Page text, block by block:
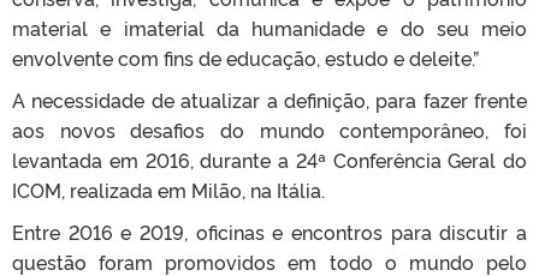
material e imaterial da humanidade e do seu meio
envolvente com fins de educação, estudo e deleite.”
A necessidade de atualizar a definição, para fazer frente
aos novos desafios do mundo contemporâneo, foi
levantada em 2016, durante a 24ª Conferência Geral do
ICOM, realizada em Milão, na Itália.
Entre 2016 e 2019, oficinas e encontros para discutir a
questão foram promovidos em todo o mundo pelo